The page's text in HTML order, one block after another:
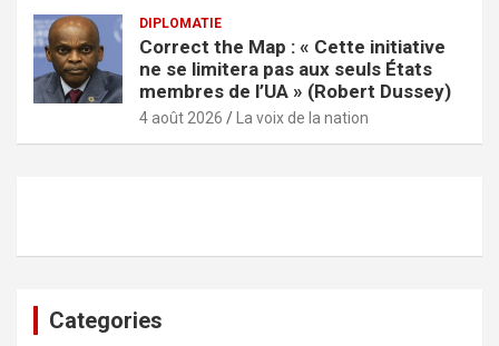
DIPLOMATIE
Correct the Map : « Cette initiative
ne se limitera pas aux seuls États
membres de l’UA » (Robert Dussey)
4 août 2026 La voix de la nation
Categories